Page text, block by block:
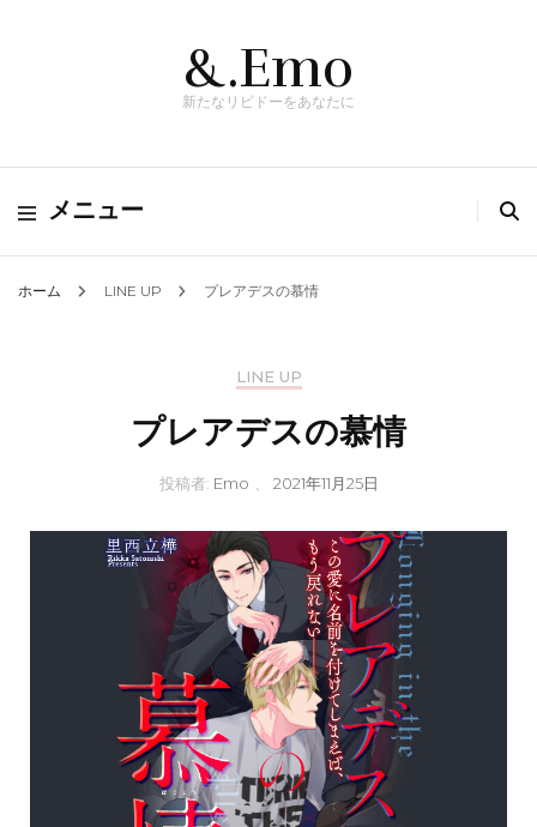
&.Emo
新たなリビドーをあなたに
メニュー
ホーム LINE UP プレアデスの慕情
LINE UP
プレアデスの慕情
投稿者: Emo 2021年11月25日